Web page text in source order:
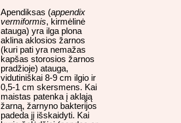
Apendiksas (appendix
vermiformis, kirmėlinė
atauga) yra ilga plona
aklina aklosios žarnos
(kuri pati yra nemažas
kapšas storosios žarnos
pradžioje) atauga,
vidutiniškai 8-9 cm ilgio ir
0,5-1 cm skersmens. Kai
maistas patenka į akląją
žarną, žarnyno bakterijos
padeda jį išskaidyti. Kai